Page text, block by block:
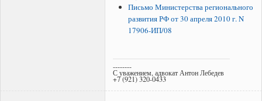
Письмо Министерства регионального
развития РФ от 30 апреля 2010 г. N
17906-ИП/08
--------
С уважением, адвокат Антон Лебедев
+7 (921) 320-0433